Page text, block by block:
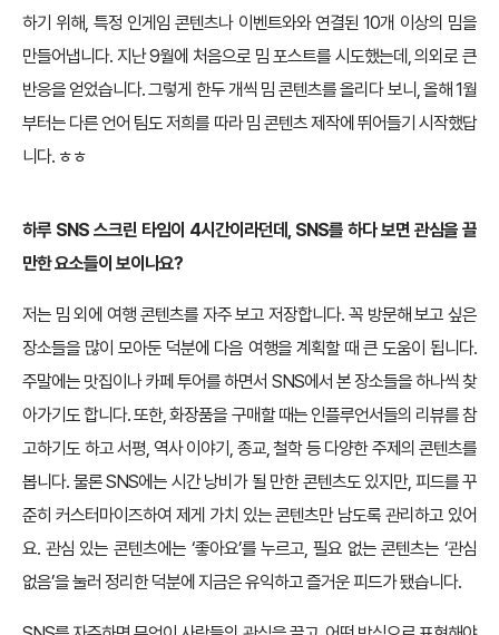
하기 위해, 특정 인게임 콘텐츠나 이벤트와와 연결된 10개 이상의 밈을
만들어냅니다. 지난 9월에 처음으로 밈 포스트를 시도했는데, 의외로 큰
반응을 얻었습니다. 그렇게 한두 개씩 밈 콘텐츠를 올리다 보니, 올해 1월
부터는 다른 언어 팀도 저희를 따라 밈 콘텐츠 제작에 뛰어들기 시작했답
니다. ㅎㅎ
하루 SNS 스크린 타임이 4시간이라던데, SNS를 하다 보면 관심을 끌
만한 요소들이 보이나요?
저는 밈 외에 여행 콘텐츠를 자주 보고 저장합니다. 꼭 방문해 보고 싶은
장소들을 많이 모아둔 덕분에 다음 여행을 계획할 때 큰 도움이 됩니다.
주말에는 맛집이나 카페 투어를 하면서 SNS에서 본 장소들을 하나씩 찾
아가기도 합니다. 또한, 화장품을 구매할 때는 인플루언서들의 리뷰를 참
고하기도 하고 서평, 역사 이야기, 종교, 철학 등 다양한 주제의 콘텐츠를
봅니다. 물론 SNS에는 시간 낭비가 될 만한 콘텐츠도 있지만, 피드를 꾸
준히 커스터마이즈하여 제게 가치 있는 콘텐츠만 남도록 관리하고 있어
요. 관심 있는 콘텐츠에는 ‘좋아요’를 누르고, 필요 없는 콘텐츠는 ‘관심
없음’을 눌러 정리한 덕분에 지금은 유익하고 즐거운 피드가 됐습니다.